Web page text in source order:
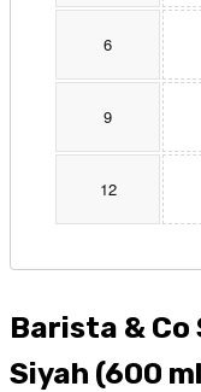
6
9
12
Barista &
Siyah (600